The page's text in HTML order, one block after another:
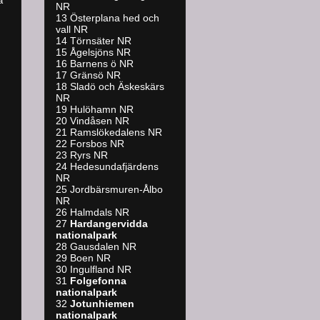
NR
13 Österplana hed och
vall NR
14 Törnsäter NR
15 Ågelsjöns NR
16 Barnens ö NR
17 Gränsö NR
18 Sladö och Äskeskärs
NR
19 Hulöhamn NR
20 Vindåsen NR
21 Ramslökedalens NR
22 Forsbos NR
23 Ryrs NR
24 Hedesundafjärdens
NR
25 Jordbärsmuren-Ålbo
NR
26 Halmdals NR
27 Hardangervidda
nationalpark
28 Gausdalen NR
29 Boen NR
30 Ingulfland NR
31 Folgefonna
nationalpark
32 Jotunhiemen
nationalpark